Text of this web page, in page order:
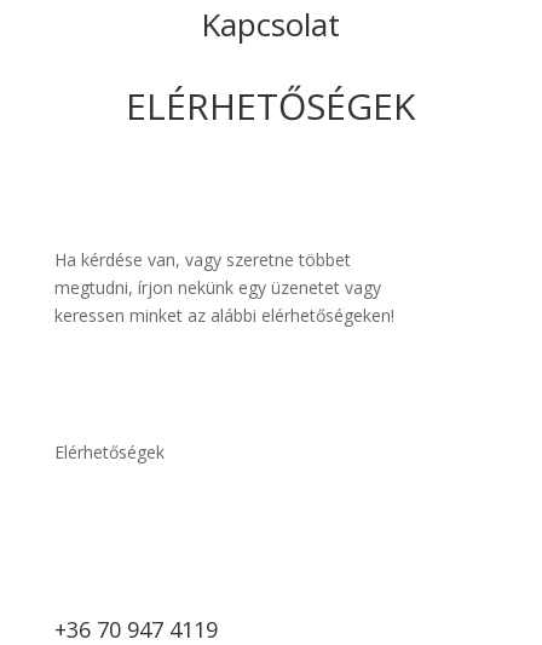
Kapcsolat
ELÉRHETŐSÉGEK
Ha kérdése van, vagy szeretne többet
megtudni, írjon nekünk egy üzenetet vagy
keressen minket az alábbi elérhetőségeken!
Elérhetőségek
+36 70 947 4119